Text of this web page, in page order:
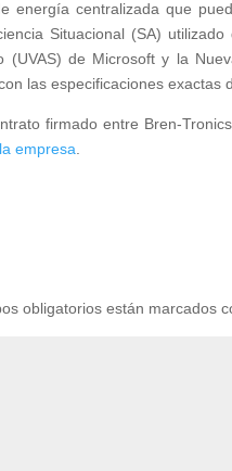
energía centralizada que
Situacional (SA)
de Microsoft y la
las especificaciones exactas
firmado entre Bren-
empresa
obligatorios están marcados